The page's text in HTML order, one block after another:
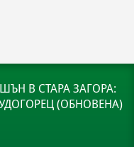
В СТАРА ЗАГОРА:
(ОБНОВЕНА)